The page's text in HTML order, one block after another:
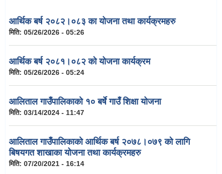
आर्थिक बर्ष २०८२।०८३ का योजना तथा कार्यक्रमहरु
मिति: 05/26/2026 - 05:26
आर्थिक बर्ष २०८१।०८२ को योजना कार्यक्रम
मिति: 05/26/2026 - 05:24
आलिताल गाउँपालिकाको १० बर्षे गाउँ शिक्षा योजना
मिति: 03/14/2024 - 11:47
आलिताल गाउँपालिकाको आर्थिक बर्ष २०७८।०७९ को लागि
बिषयगत शाखाका योजना तथा कार्यक्रमहरु
मिति: 07/20/2021 - 16:14